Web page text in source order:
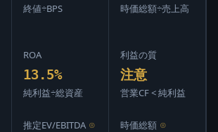
終値÷BPS 時価総額÷売上高
ROA
13.5%
純利益÷総資産
利益の質
注意
営業CF < 純利益
推定EV/EBITDA ⊙ 時価総額 ⊙